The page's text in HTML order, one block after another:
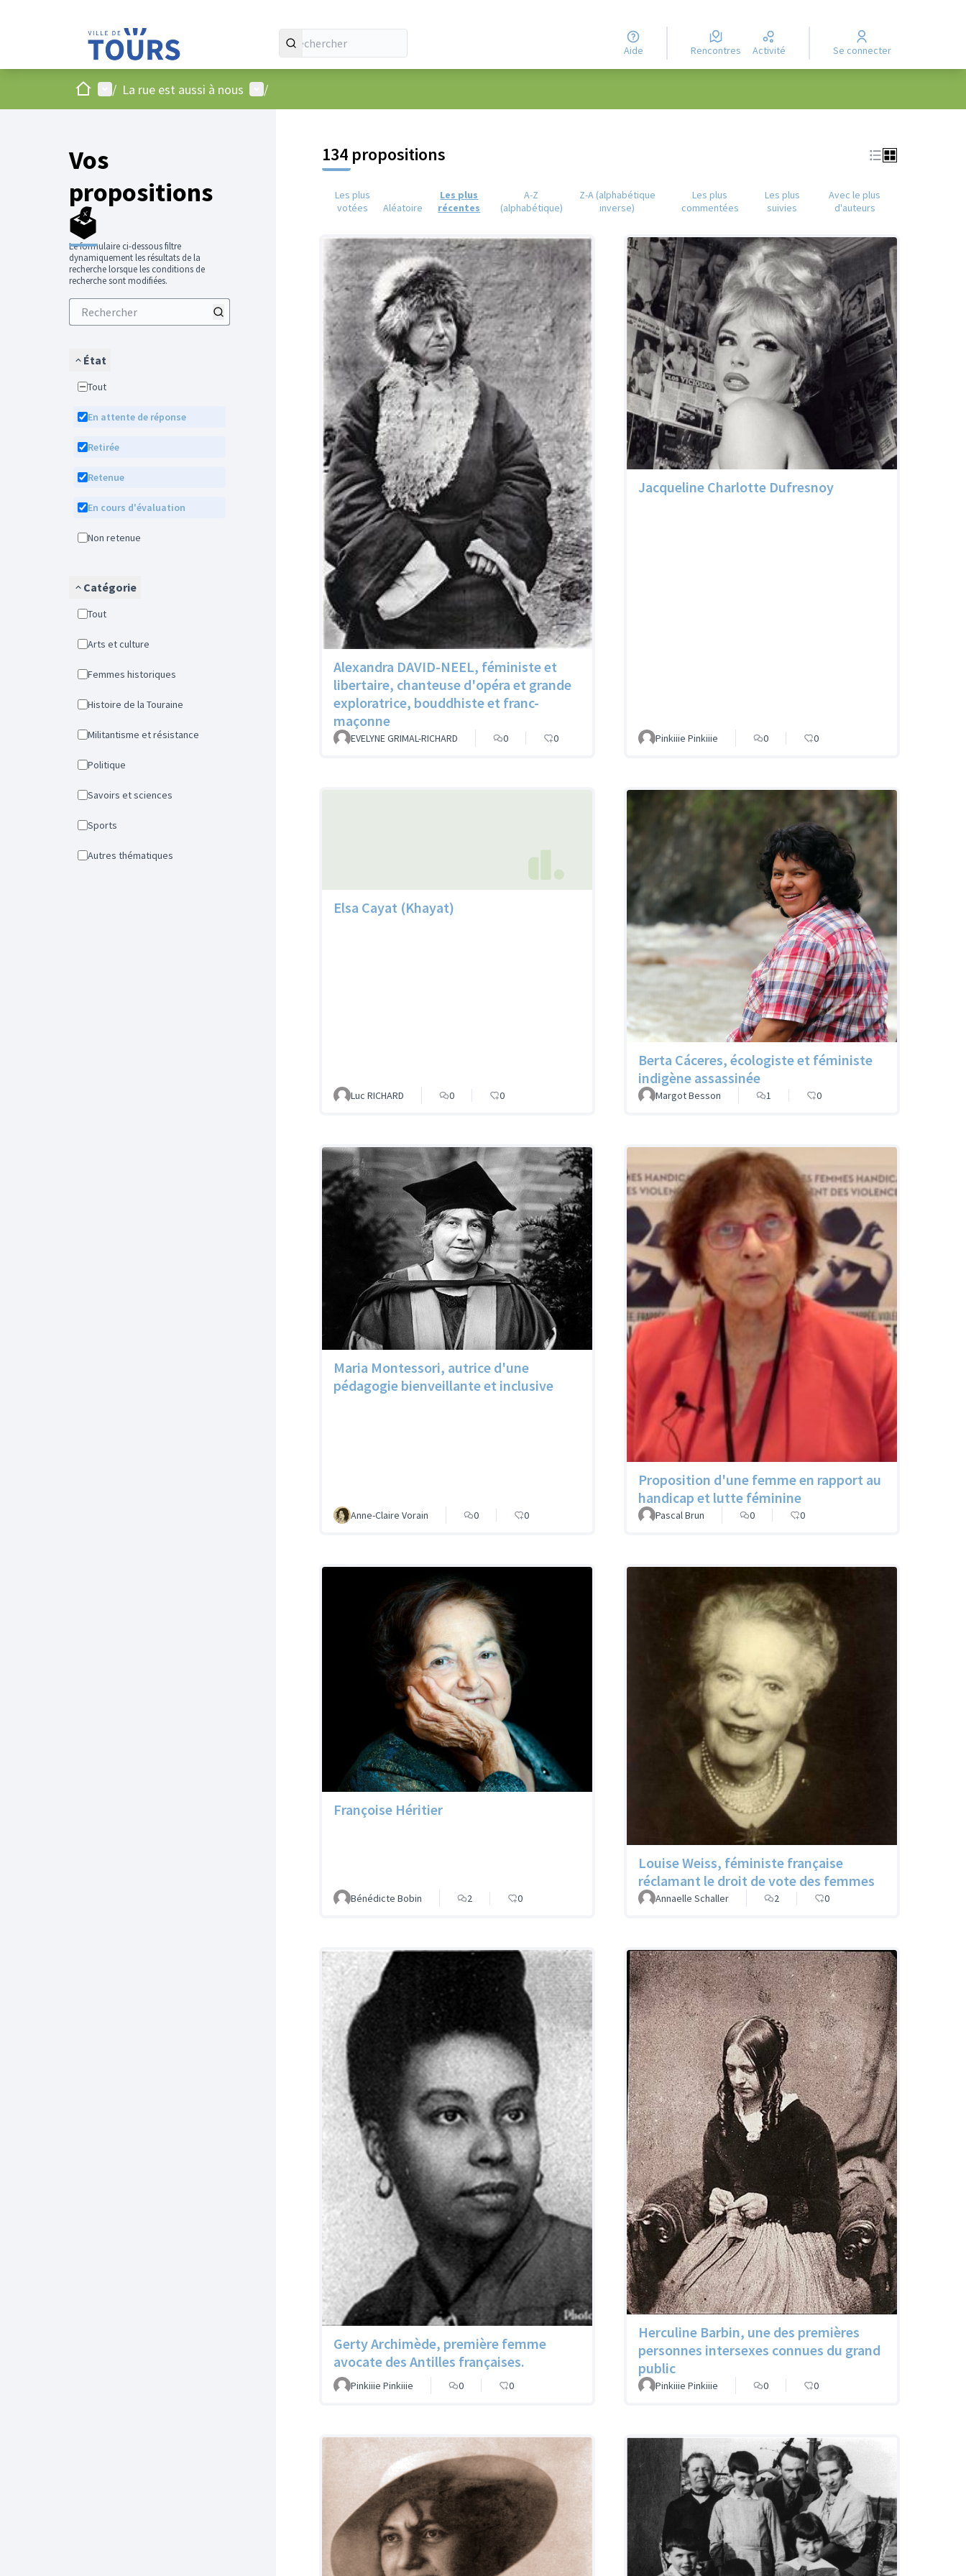
Aide Rencontres Activité Se connecter
AccueilMenu principal
/ La rue est aussi à nous Menu utilisateur
/
Vos
propositions
🗳️
Le formulaire ci-dessous filtre
dynamiquement les résultats de la
recherche lorsque les conditions de
recherche sont modifiées.
État
Tout
En attente de réponse
Retirée
Retenue
En cours d'évaluation
Non retenue
Catégorie
Tout
Arts et culture
Femmes historiques
Histoire de la Touraine
Militantisme et résistance
Politique
Savoirs et sciences
Sports
Autres thématiques
134 propositions
Les plus
votées
Aléatoire
Les plus
récentes
A-Z
(alphabétique)
Z-A (alphabétique
inverse)
Les plus
commentées
Les plus
suivies
Avec le plus
d'auteurs
Alexandra DAVID-NEEL, féministe et
libertaire, chanteuse d'opéra et grande
exploratrice, bouddhiste et franc-
maçonne
EVELYNE GRIMAL-RICHARD 0 0
Jacqueline Charlotte Dufresnoy
Pinkiiie Pinkiiie 0 0
Elsa Cayat (Khayat)
Luc RICHARD 0 0
Berta Cáceres, écologiste et féministe
indigène assassinée
Margot Besson 1 0
Maria Montessori, autrice d'une
pédagogie bienveillante et inclusive
Anne-Claire Vorain 0 0
Proposition d'une femme en rapport au
handicap et lutte féminine
Pascal Brun 0 0
Françoise Héritier
Bénédicte Bobin 2 0
Louise Weiss, féministe française
réclamant le droit de vote des femmes
Annaelle Schaller 2 0
Gerty Archimède, première femme
avocate des Antilles françaises.
Pinkiiie Pinkiiie 0 0
Herculine Barbin, une des premières
personnes intersexes connues du grand
public
Pinkiiie Pinkiiie 0 0